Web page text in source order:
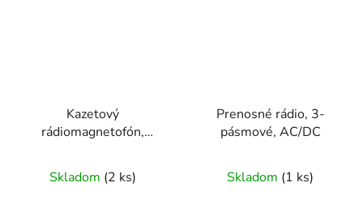
Kazetový
rádiomagnetofón,
Skladom (2 ks)
Prenosné rádio, 3-
pásmové, AC/DC
Skladom (1 ks)